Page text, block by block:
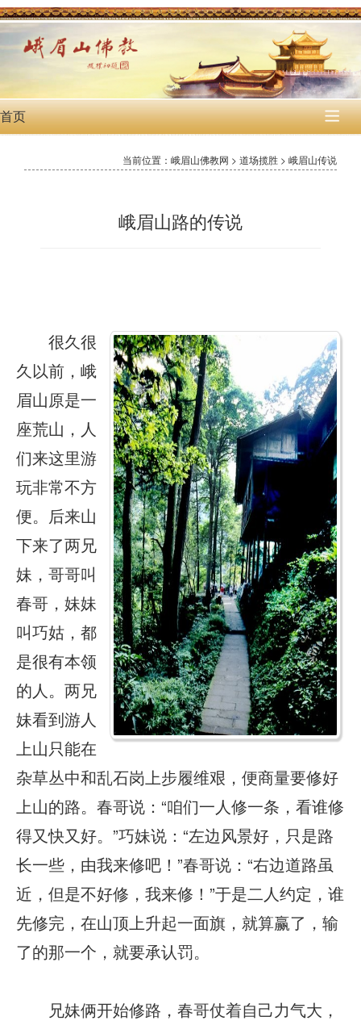
首页 
当前位置：峨眉山佛教网 > 道场揽胜 > 峨眉山传说
峨眉山路的传说
很久很
久以前，峨
眉山原是一
座荒山，人
们来这里游
玩非常不方
便。后来山
下来了两兄
妹，哥哥叫
春哥，妹妹
叫巧姑，都
是很有本领
的人。两兄
妹看到游人
上山只能在
杂草丛中和乱石岗上步履维艰，便商量要修好
上山的路。春哥说：“咱们一人修一条，看谁修
得又快又好。”巧妹说：“左边风景好，只是路
长一些，由我来修吧！”春哥说：“右边道路虽
近，但是不好修，我来修！”于是二人约定，谁
先修完，在山顶上升起一面旗，就算赢了，输
了的那一个，就要承认罚。
兄妹俩开始修路，春哥仗着自己力气大，